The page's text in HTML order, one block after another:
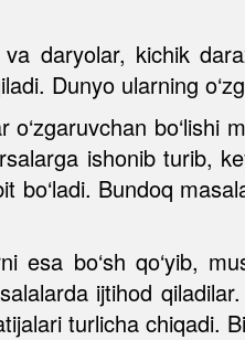
daryolar, kichik
Dunyo ularning
bo‘lishi
ishonib turib,
Bundoq
esa bo‘sh qo‘yib,
ijtihod
turlicha chiqadi.